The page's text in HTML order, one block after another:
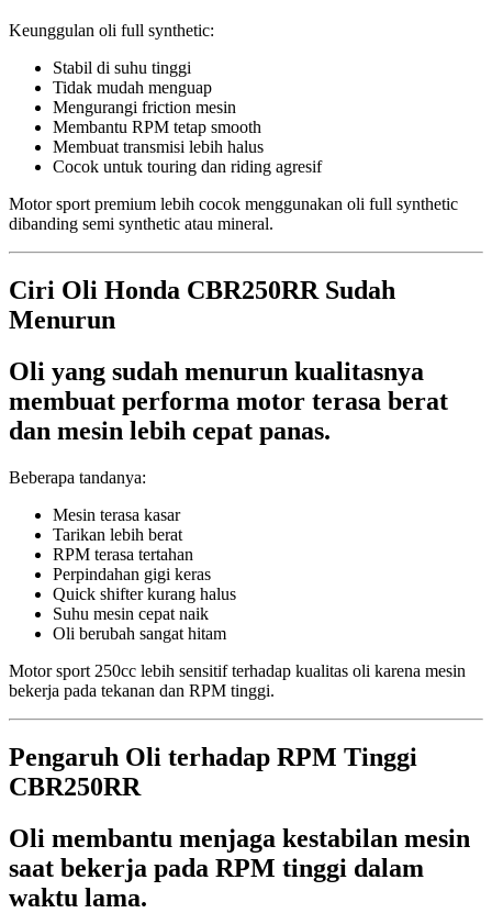
Keunggulan oli full synthetic:
Stabil di suhu tinggi
Tidak mudah menguap
Mengurangi friction mesin
Membantu RPM tetap smooth
Membuat transmisi lebih halus
Cocok untuk touring dan riding agresif
Motor sport premium lebih cocok menggunakan oli full synthetic
dibanding semi synthetic atau mineral.
Ciri Oli Honda CBR250RR Sudah
Menurun
Oli yang sudah menurun kualitasnya
membuat performa motor terasa berat
dan mesin lebih cepat panas.
Beberapa tandanya:
Mesin terasa kasar
Tarikan lebih berat
RPM terasa tertahan
Perpindahan gigi keras
Quick shifter kurang halus
Suhu mesin cepat naik
Oli berubah sangat hitam
Motor sport 250cc lebih sensitif terhadap kualitas oli karena mesin
bekerja pada tekanan dan RPM tinggi.
Pengaruh Oli terhadap RPM Tinggi
CBR250RR
Oli membantu menjaga kestabilan mesin
saat bekerja pada RPM tinggi dalam
waktu lama.